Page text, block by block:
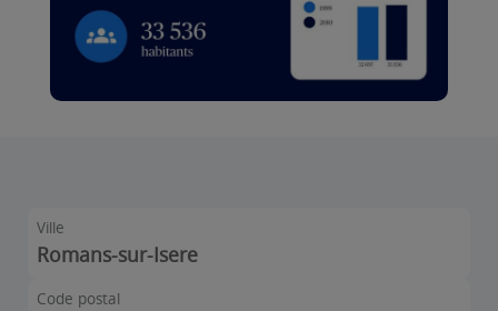
Ville
Romans-sur-Isere
Code postal